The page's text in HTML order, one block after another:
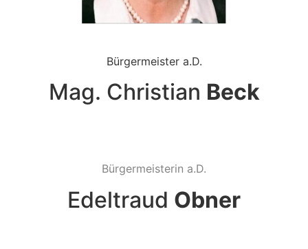
Bürgermeister a.D.
Mag. Christian Beck
Bürgermeisterin a.D.
Edeltraud Obner